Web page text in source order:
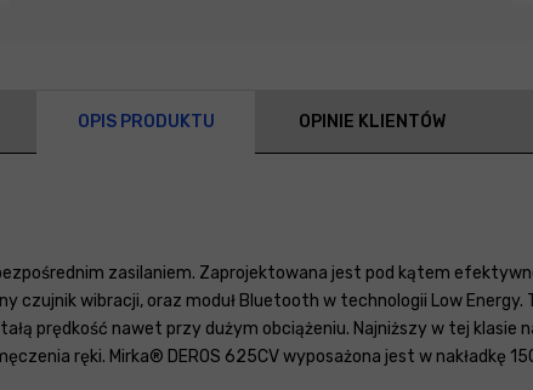
OPIS PRODUKTU OPINIE KLIENTÓW
zasilaniem. Zaprojektowana jest pod kątem
czujnik wibracji, oraz moduł Bluetooth w technologii Low
prędkość nawet przy dużym obciążeniu. Najniższy w tej klasie
ręki. Mirka® DEROS 625CV wyposażona jest w nakładkę